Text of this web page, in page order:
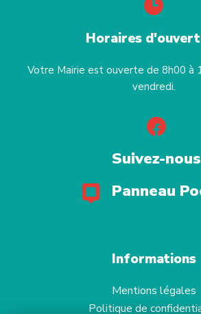
Horaires
Votre Mairie est ouverte de 8h00 à
vendredi.
Suivez-nous
Panneau
Informations
Mentions légales
Politique de